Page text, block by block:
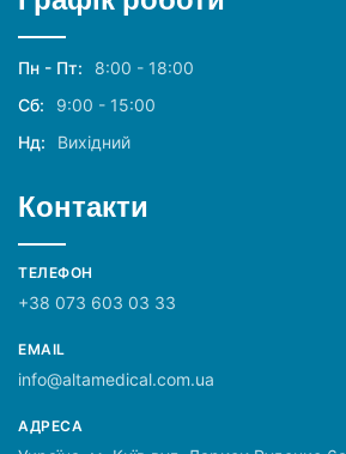
Пн - Пт:
8:00 - 18:00
Сб:
9:00 - 15:00
Нд:
Вихідний
Контакти
ТЕЛЕФОН
+38 073 603 03 33
EMAIL
info@altamedical.com.ua
АДРЕСА